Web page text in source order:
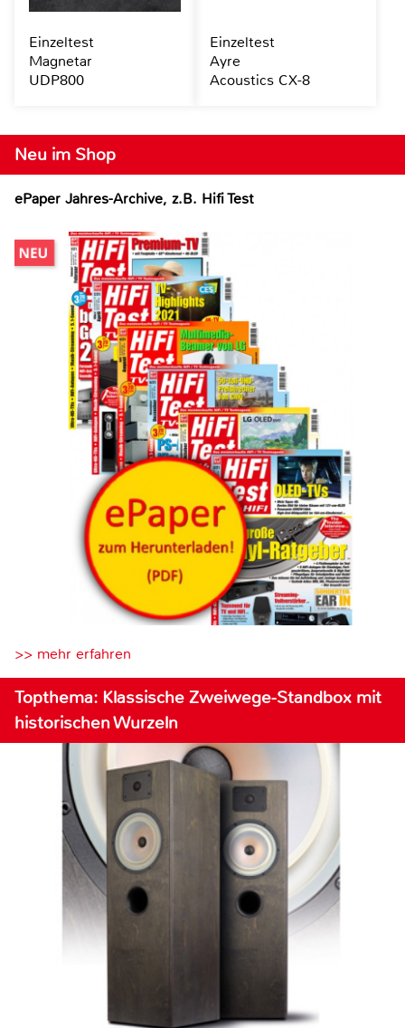
Neu im Shop
ePaper Jahres-Archive, z.B. Hifi Test
>> mehr erfahren
Topthema: Klassische Zweiwege-Standbox mit
historischen Wurzeln
Einzeltest
Magnetar
UDP800
Einzeltest
Ayre
Acoustics CX-8